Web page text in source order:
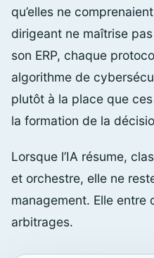
qu’elles ne
dirigeant ne maîtrise
son ERP, chaque
algorithme de
plutôt à la place que
la formation de la
Lorsque l’IA résume,
et orchestre, elle ne
management. Elle entre
arbitrages.